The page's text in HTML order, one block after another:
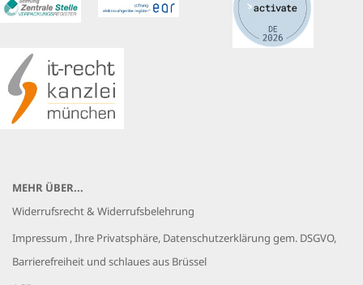
MEHR ÜBER...
Widerrufsrecht & Widerrufsbelehrung
Impressum , Ihre Privatsphäre, Datenschutzerklärung gem. DSGVO,
Barrierefreiheit und schlaues aus Brüssel